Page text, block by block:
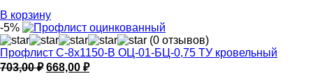
составляла
608,00 ₽.
В корзину
-5%
(0 отзывов)
Профлист С-8х1150-B ОЦ-01-БЦ-0,75 ТУ кровельный
703,00₽ Первоначальная
668,00 ₽Текущая